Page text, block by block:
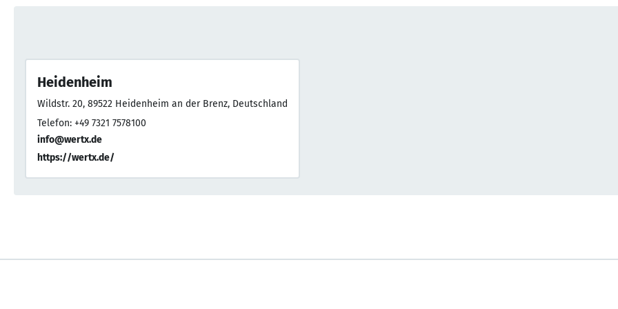
Heidenheim
Wildstr. 20, 89522 Heidenheim an der Brenz, Deutschland
Telefon: +49 7321 7578100
info@wertx.de
https://wertx.de/